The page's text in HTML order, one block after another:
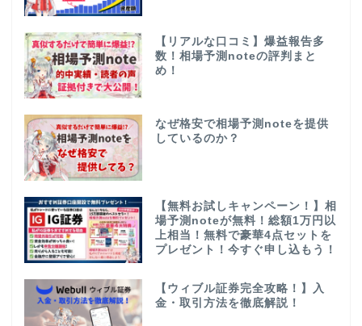
【リアルな口コミ】爆益報告多
数！相場予測noteの評判まと
め！
なぜ格安で相場予測noteを提供
しているのか？
【無料お試しキャンペーン！】相
場予測noteが無料！総額1万円以
上相当！無料で豪華4点セットを
プレゼント！今すぐ申し込もう！
【ウィブル証券完全攻略！】入
金・取引方法を徹底解説！